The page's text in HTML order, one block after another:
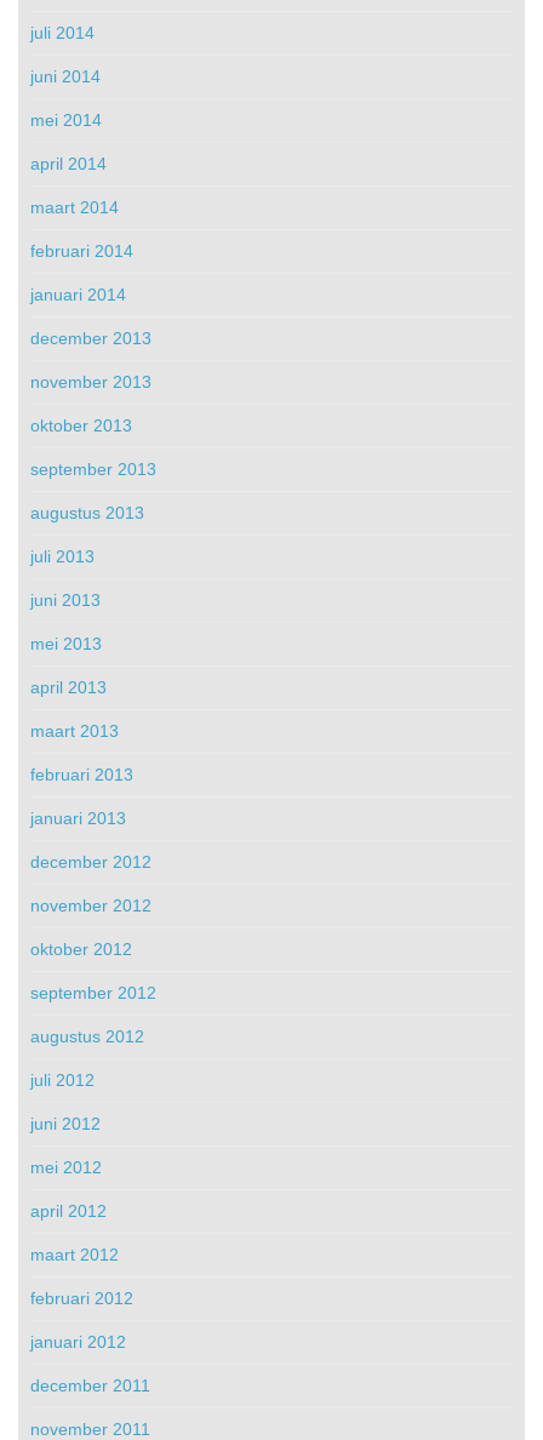
juli 2014
juni 2014
mei 2014
april 2014
maart 2014
februari 2014
januari 2014
december 2013
november 2013
oktober 2013
september 2013
augustus 2013
juli 2013
juni 2013
mei 2013
april 2013
maart 2013
februari 2013
januari 2013
december 2012
november 2012
oktober 2012
september 2012
augustus 2012
juli 2012
juni 2012
mei 2012
april 2012
maart 2012
februari 2012
januari 2012
december 2011
november 2011